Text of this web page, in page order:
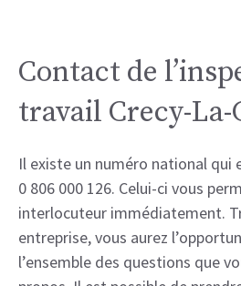
Contact de
travail Crecy-La-
Il existe un numéro national
0 806 000 126. Celui-ci vous
interlocuteur immédiatement.
entreprise, vous aurez
l’ensemble des questions que